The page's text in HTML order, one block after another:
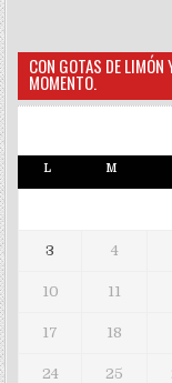
CON GOTAS DE LIMÓN
MOMENTO.
L M
3 4
10 11
17 18
24 25